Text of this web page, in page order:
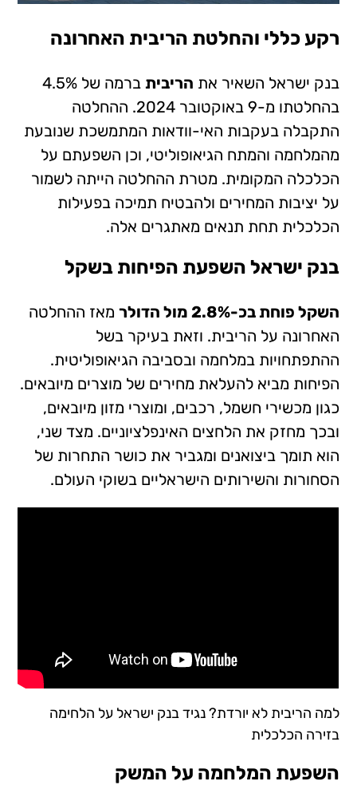
רקע כללי והחלטת הריבית האחרונה
בנק ישראל השאיר את הריבית
ברמה של 4.5%
בהחלטתו מ-9 באוקטובר 2024. ההחלטה
התקבלה בעקבות האי-וודאות המתמשכת שנובעת
מהמלחמה והמתח הגיאופוליטי, וכן השפעתם על
הכלכלה המקומית. מטרת ההחלטה הייתה לשמור
על יציבות המחירים ולהבטיח תמיכה בפעילות
הכלכלית תחת תנאים מאתגרים אלה.
בנק ישראל השפעת הפיחות בשקל
השקל פוחת בכ-2.8% מול הדולר
מאז ההחלטה
האחרונה על הריבית. וזאת בעיקר בשל
ההתפתחויות במלחמה ובסביבה הגיאופוליטית.
הפיחות מביא להעלאת מחירים של מוצרים מיובאים.
כגון מכשירי חשמל, רכבים, ומוצרי מזון מיובאים,
ובכך מחזק את הלחצים האינפלציוניים. מצד שני,
הוא תומך ביצואנים ומגביר את כושר התחרות של
הסחורות והשירותים הישראליים בשוקי העולם.
למה הריבית לא יורדת? נגיד בנק ישראל על הלחימה
בזירה הכלכלית
השפעת המלחמה על המשק